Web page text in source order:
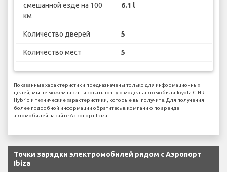
смешанной езде на 100
км
6.1 l
Количество дверей 5
Количество мест 5
Показанные характеристики предназначены только для информационных
целей, мы не можем гарантировать точную модель автомобиля Toyota C-HR
Hybrid и технические характеристики, которые вы получите. Для получения
более подробной информации обратитесь в компанию по аренде
автомобилей на сайте Аэропорт Ibiza.
Точки зарядки электромобилей рядом с Аэропорт
Ibiza